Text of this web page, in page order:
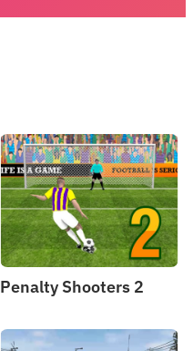
Penalty Shooters 2